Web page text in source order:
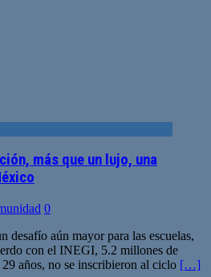
más que un lujo, una
0
desafío aún mayor para las escuelas,
con el INEGI, 5.2 millones de
años, no se inscribieron al ciclo […]